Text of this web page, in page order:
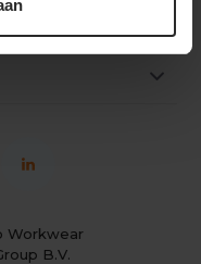
Workwear
B.V.